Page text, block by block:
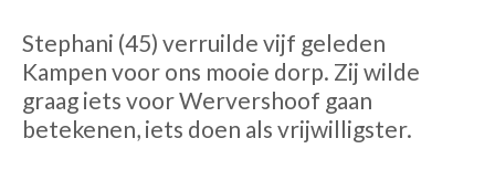
Stephani (45) verruilde vijf geleden
Kampen voor ons mooie dorp. Zij wilde
graag iets voor Wervershoof gaan
betekenen, iets doen als vrijwilligster.